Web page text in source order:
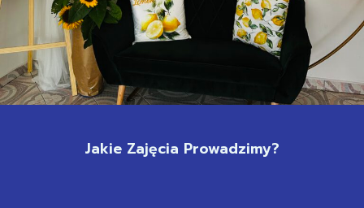
Jakie Zajęcia Prowadzimy?